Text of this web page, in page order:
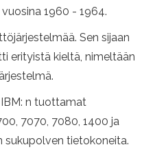
1960 - 1964.
Sen sijaan
erityistä kieltä, nimeltään
IBM: n tuottamat
7070, 7080, 1400 ja
sukupolven tietokoneita.